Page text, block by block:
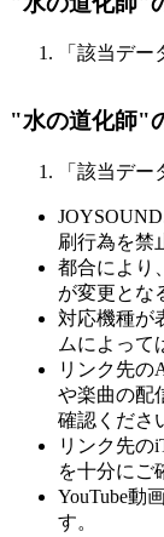
「該当デー
"水の道化師"
「該当デー
刷行為を禁
都合により
が変更とな
対応機種が
ムによって
リンク先の
や楽曲の配
確認くださ
リンク先の
を十分にご
YouTube動
す。